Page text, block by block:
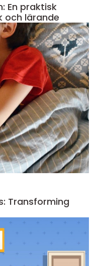
En praktisk
och lärande
Transforming